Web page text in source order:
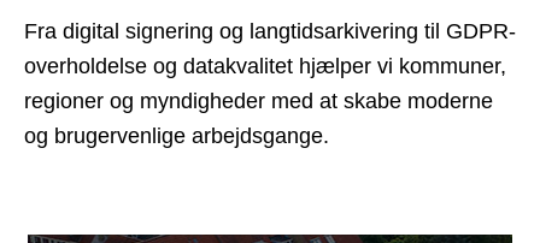
Fra digital signering og langtidsarkivering til GDPR-
overholdelse og datakvalitet hjælper vi kommuner,
regioner og myndigheder med at skabe moderne
og brugervenlige arbejdsgange.